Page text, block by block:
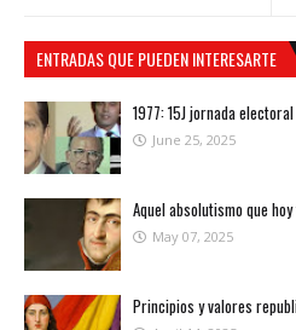
ENTRADAS QUE PUEDEN INTERESARTE
1977: 15J jornada electoral
June 25, 2025
Aquel absolutismo que
May 07, 2025
Principios y valores